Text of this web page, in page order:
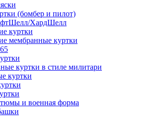
(бомбер и пилот)
ХардШелл
куртки
мембранные куртки
куртки в стиле милитари
куртки
и военная форма